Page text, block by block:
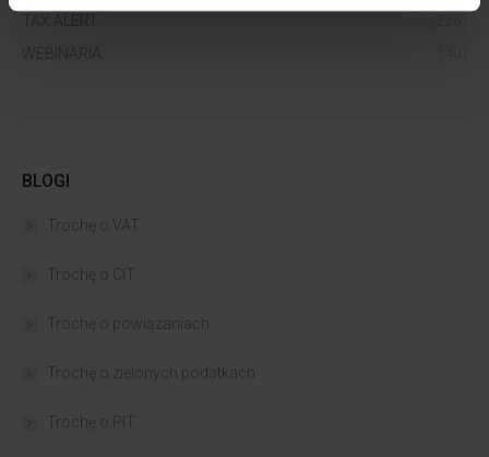
TAX ALERT
WEBINARIA
BLOGI
Trochę o VAT
Trochę o CIT
Trochę o powiązaniach​
Trochę o zielonych podatkach
Trochę o PIT